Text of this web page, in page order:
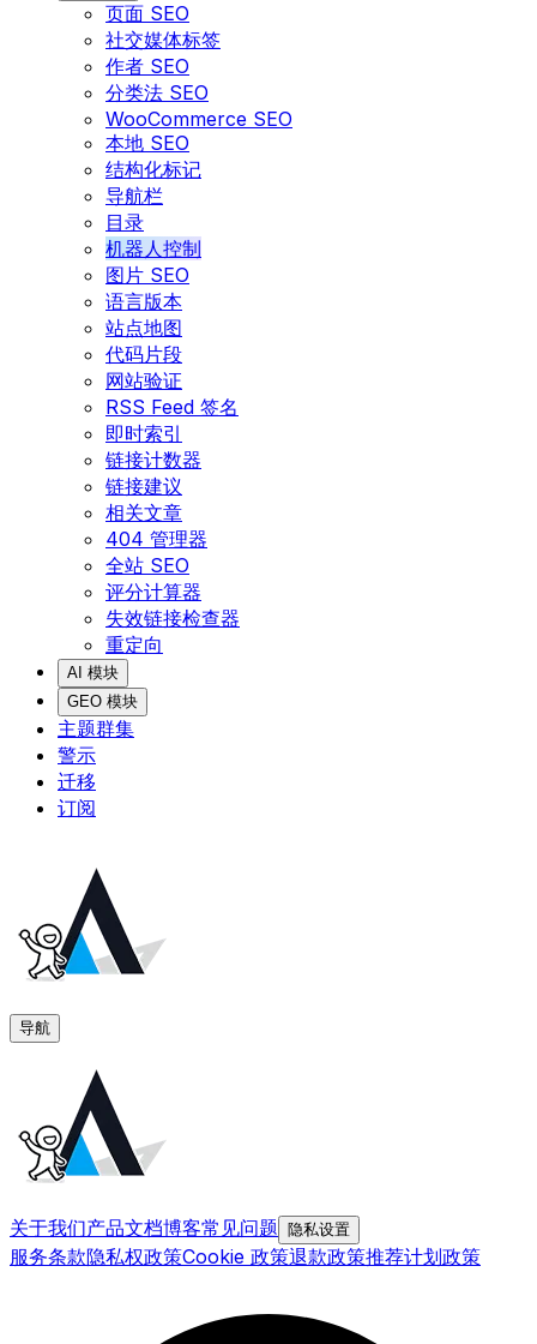
页面 SEO
社交媒体标签
作者 SEO
分类法 SEO
WooCommerce SEO
本地 SEO
结构化标记
导航栏
目录
机器人控制
图片 SEO
语言版本
站点地图
代码片段
网站验证
RSS Feed 签名
即时索引
链接计数器
链接建议
相关文章
404 管理器
全站 SEO
评分计算器
失效链接检查器
重定向
AI 模块
GEO 模块
主题群集
警示
迁移
订阅
导航
关于我们产品文档博客常见问题 隐私设置
服务条款隐私权政策Cookie 政策退款政策推荐计划政策